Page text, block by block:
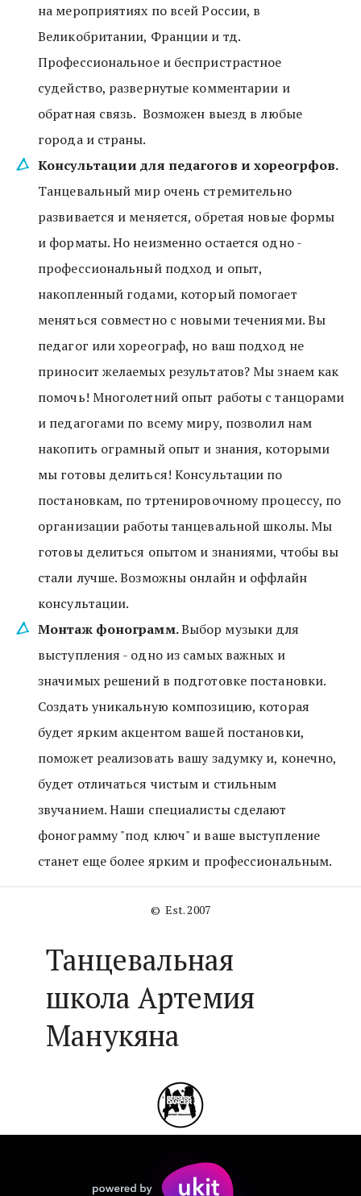
на мероприятиях по всей России, в
Великобритании, Франции и тд.
Профессиональное и беспристрастное
судейство, развернутые комментарии и
обратная связь.  Возможен выезд в любые
города и страны.
Консультации для педагогов и хореогрфов.
Танцевальный мир очень стремительно
развивается и меняется, обретая новые формы
и форматы. Но неизменно остается одно -
профессиональный подход и опыт,
накопленный годами, который помогает
меняться совместно с новыми течениями. Вы
педагог или хореограф, но ваш подход не
приносит желаемых результатов? Мы знаем как
помочь! Многолетний опыт работы с танцорами
и педагогами по всему миру, позволил нам
накопить ограмный опыт и знания, которыми
мы готовы делиться! Консультации по
постановкам, по тртенировочному процессу, по
организации работы танцевальной школы. Мы
готовы делиться опытом и знаниями, чтобы вы
стали лучше. Возможны онлайн и оффлайн
консультации.
Монтаж фонограмм. Выбор музыки для
выступления - одно из самых важных и
значимых решений в подготовке постановки.
Создать уникальную композицию, которая
будет ярким акцентом вашей постановки,
поможет реализовать вашу задумку и, конечно,
будет отличаться чистым и стильным
звучанием. Наши специалисты сделают
фонограмму "под ключ" и ваше выступление
станет еще более ярким и профессиональным.
©  Est. 2007
Танцевальная
школа Артемия
Манукяна